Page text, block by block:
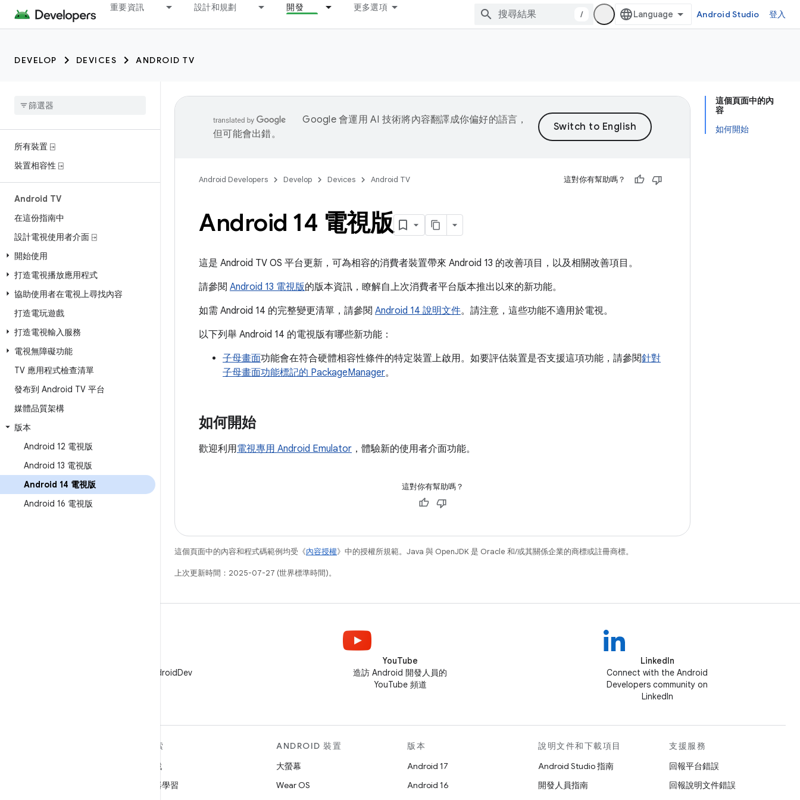
重要資訊 設計和規劃 開發 更多選項
/ Android Studio 登入
DEVELOP DEVICES ANDROID TV
所有裝置 ⍈
裝置相容性 ⍈
Android TV
在這份指南中
設計電視使用者介面 ⍈
開始使用
打造電視播放應用程式
協助使用者在電視上尋找內容
打造電玩遊戲
打造電視輸入服務
電視無障礙功能
TV 應用程式檢查清單
發布到 Android TV 平台
媒體品質架構
版本
Android 12 電視版
Android 13 電視版
Android 14 電視版
Android 16 電視版
這個頁面中的內
容
如何開始
Google 會運用 AI 技術將內容翻譯成你偏好的語言，
但可能會出錯。
Android Developers Develop Devices Android TV 這對你有幫助嗎？
Android 14 電視版
這是 Android TV OS 平台更新，可為相容的消費者裝置帶來 Android 13 的改善項目，以及相關改善項目。
請參閱 Android 13 電視版的版本資訊，瞭解自上次消費者平台版本推出以來的新功能。
如需 Android 14 的完整變更清單，請參閱 Android 14 說明文件。請注意，這些功能不適用於電視。
以下列舉 Android 14 的電視版有哪些新功能：
子母畫面功能會在符合硬體相容性條件的特定裝置上啟用。如要評估裝置是否支援這項功能，請參閱針對
子母畫面功能標記的 PackageManager。
如何開始
歡迎利用電視專用 Android Emulator ，體驗新的使用者介面功能。
這對你有幫助嗎？
這個頁面中的內容和程式碼範例均受《內容授權》中的授權所規範。Java 與 OpenJDK 是 Oracle 和/或其關係企業的商標或註冊商標。
上次更新時間：2025-07-27 (世界標準時間)。
在 X 中追蹤 @AndroidDev
YouTube
造訪 Android 開發人員的
YouTube 頻道
LinkedIn
Connect with the Android
Developers community on
LinkedIn
探索
遊戲
機器學習
ANDROID 裝置
大螢幕
Wear OS
版本
Android 17
Android 16
說明文件和下載項目
Android Studio 指南
開發人員指南
支援服務
回報平台錯誤
回報說明文件錯誤